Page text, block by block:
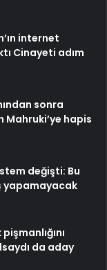
internet
Cinayeti adım
sonra
Mahruki’ye hapis
değişti: Bu
yapamayacak
da aday